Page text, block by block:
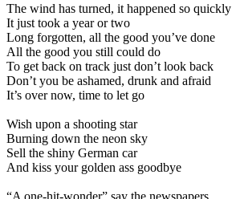
The wind has turned, it happened so quickly
It just took a year or two
Long forgotten, all the good you’ve done
All the good you still could do
To get back on track just don’t look back
Don’t you be ashamed, drunk and afraid
It’s over now, time to let go
Wish upon a shooting star
Burning down the neon sky
Sell the shiny German car
And kiss your golden ass goodbye
“A one-hit-wonder” say the newspapers